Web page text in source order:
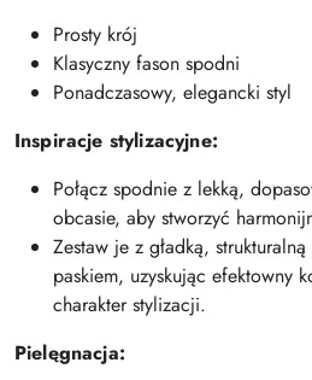
Prosty krój
Klasyczny fason spodni
Ponadczasowy, elegancki styl
Inspiracje stylizacyjne:
Połącz spodnie z lekką,
obcasie, aby stworzyć
Zestaw je z gładką,
paskiem, uzyskując efektowny
charakter stylizacji.
Pielęgnacja: